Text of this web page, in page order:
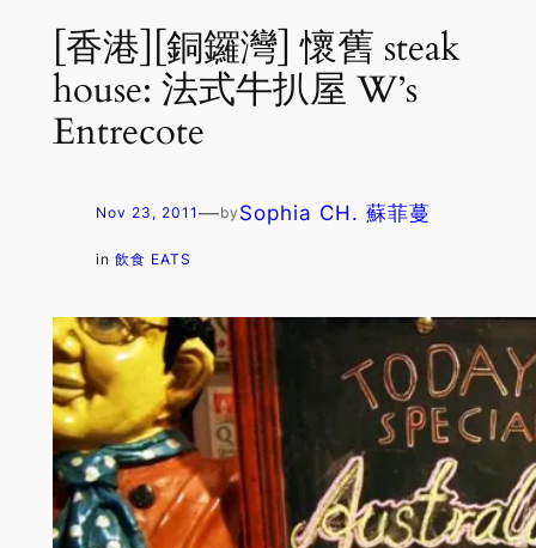
[香港][銅鑼灣] 懷舊 steak
house: 法式牛扒屋 W’s
Entrecote
Nov 23, 2011 —by Sophia CH. 蘇菲蔓
in 飲食 EATS